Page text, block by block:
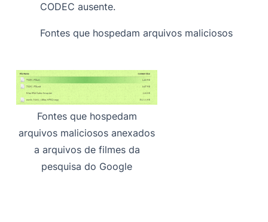
CODEC ausente.
Fontes que hospedam arquivos maliciosos
Fontes que hospedam
arquivos maliciosos anexados
a arquivos de filmes da
pesquisa do Google